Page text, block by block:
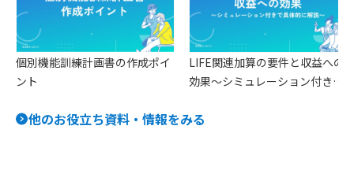
個別機能訓練計画書の作成ポイ
ント
LIFE関連加算の要件と収益への
効果〜シミュレーション付きで
他のお役立ち資料・情報をみる